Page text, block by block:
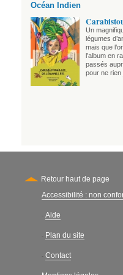
Océan Indien
Un
légumes
mais que
l’album en
passés
pour ne rien
Retour haut de page
Secondary
Accessibilité : non
- Aide
- Plan du site
- Contact